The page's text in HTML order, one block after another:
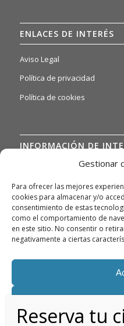
Gestionar
Para ofrecer las mejores
cookies para almacenar y/o
consentimiento de estas
como el comportamiento de
en este sitio. No consentir o
negativamente a ciertas
ENLACES DE INTERÉS
Aviso Legal
Política de privacidad
Política de cookies
INFORMACIÓN DE
reclamaciones, solo tiene
nosotros a través del
detallada.
Asimismo, si necesita